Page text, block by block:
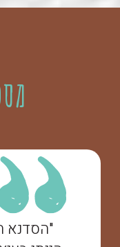
"הסדנא